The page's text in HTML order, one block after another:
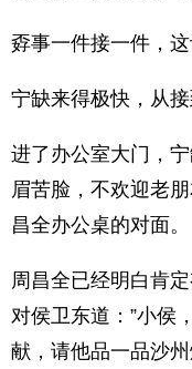
孬事一件接一件，
宁缺来得极快，从
进了办公室大门，
眉苦脸，不欢迎老
昌全办公桌的对面。
周昌全已经明白肯
对侯卫东道：”小侯
献，请他品一品沙